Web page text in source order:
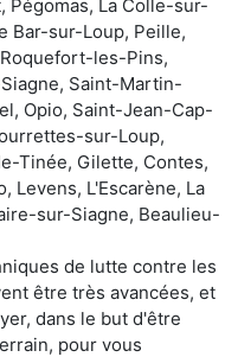
Pégomas, La Colle-sur-
Bar-sur-Loup, Peille,
les-Pins,
Saint-Martin-
Opio, Saint-Jean-Cap-
sur-Loup,
Tinée, Gilette, Contes,
Levens, L'Escarène, La
sur-Siagne, Beaulieu-
de lutte contre les
être très avancées, et
dans le but d'être
pour vous